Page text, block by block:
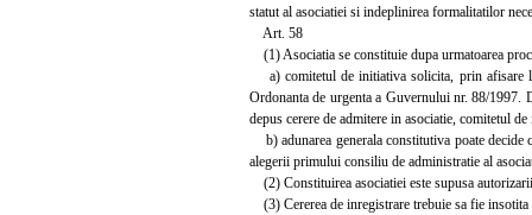
statut al asociatiei si indeplinirea formalitatilor
Art. 58
(1) Asociatia se constituie dupa urmatoarea
a) comitetul de initiativa solicita, prin afisare
Ordonanta de urgenta a Guvernului nr. 88/1997.
depus cerere de admitere in asociatie, comitetul
b) adunarea generala constitutiva poate decide
alegerii primului consiliu de administratie al
(2) Constituirea asociatiei este supusa
(3) Cererea de inregistrare trebuie sa fie insotita